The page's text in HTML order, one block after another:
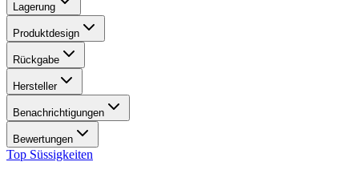
Lagerung
Produktdesign
Rückgabe
Hersteller
Benachrichtigungen
Bewertungen
Top Süssigkeiten